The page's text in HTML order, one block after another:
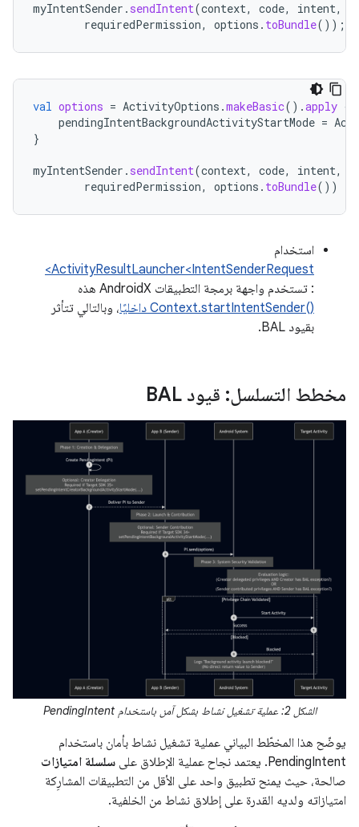
myIntentSender . sendIntent(context, code, intent,
requiredPermission, options . toBundle());
val options = ActivityOptions .makeBasic().apply {
pendingIntentBackgroundActivityStartMode =
}
myIntentSender . sendIntent(context, code, intent,
requiredPermission, options . toBundle())
استخدام
ActivityResultLauncher<IntentSenderRequest>
: تستخدم واجهة برمجة التطبيقات AndroidX هذه
Context.startIntentSender()‎ داخليًا
، وبالتالي تتأثر
بقيود BAL.
مخطط التسلسل: قيود BAL
الشكل 2: عملية تشغيل نشاط بشكل آمن باستخدام PendingIntent
يوضّح هذا المخطّط البياني عملية تشغيل نشاط بأمان باستخدام
PendingIntent. يعتمد نجاح عملية الإطلاق على
سلسلة امتيازات
صالحة، حيث يمنح تطبيق واحد على الأقل من التطبيقات المشارِكة
امتيازاته ولديه القدرة على إطلاق نشاط من الخلفية.